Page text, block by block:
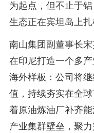
为起点，但不止于
生态正在宾坦岛上扎
南山集团副董事长
在印尼打造一个多
海外样板：公司将
值，持续夯实在全
着原油炼油厂补齐
产业集群壁垒，聚